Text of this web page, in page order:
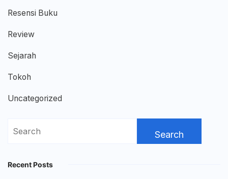
Resensi Buku
Review
Sejarah
Tokoh
Uncategorized
Search
Recent Posts